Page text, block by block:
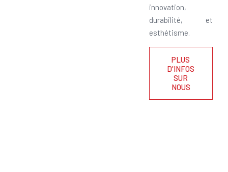
innovation,
durabilité, et
esthétisme.
PLUS
D'INFOS
SUR
NOUS